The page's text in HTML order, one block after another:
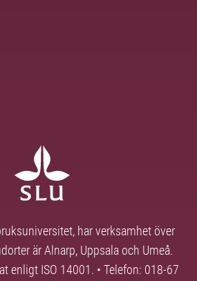
har verksamhet över
är Alnarp, Uppsala och Umeå.
enligt ISO 14001. • Telefon: 018-67